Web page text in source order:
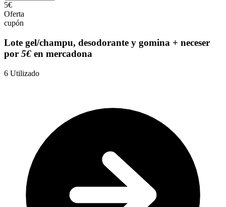
5€
Oferta
cupón
Lote gel/champu, desodorante y gomina + neceser
por 5€ en mercadona
6 Utilizado